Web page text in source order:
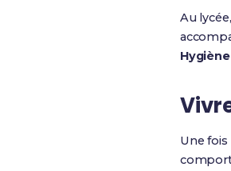
Au
Une fois